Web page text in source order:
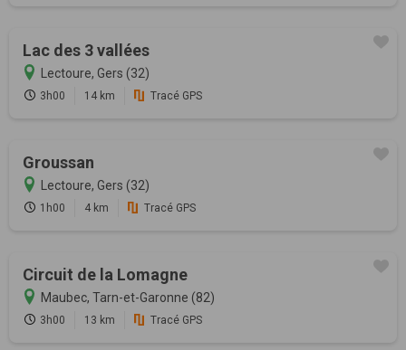
Lac des 3 vallées
Lectoure, Gers (32)
3h00 14 km Tracé GPS
Groussan
Lectoure, Gers (32)
1h00 4 km Tracé GPS
Circuit de la Lomagne
Maubec, Tarn-et-Garonne (82)
3h00 13 km Tracé GPS